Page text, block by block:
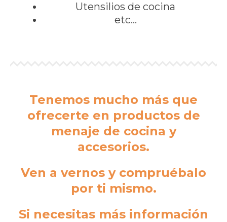
Utensilios de cocina
etc…
Tenemos mucho más que
ofrecerte en productos de
menaje de cocina y
accesorios.
Ven a vernos y compruébalo
por ti mismo.
Si necesitas más información